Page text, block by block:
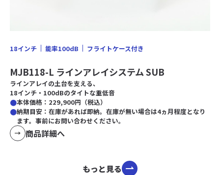
18インチ 能率100dB フライトケース付き
MJB118-L ラインアレイシステム SUB
ラインアレイの土台を支える、
18インチ・100dBのタイトな重低音
本体価格：229,900円（税込）
納期目安：在庫があれば即納。在庫が無い場合は4ヵ月程度となり
ます。事前にお問い合わせください。
商品詳細へ
もっと見る